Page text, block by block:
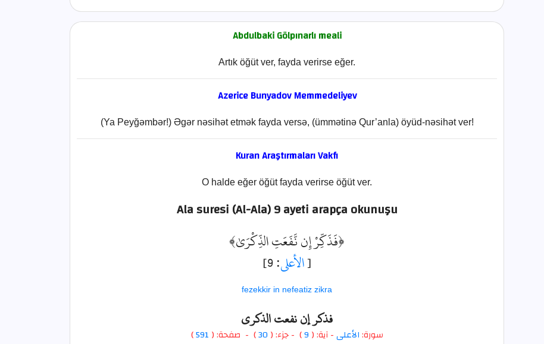
Abdulbaki Gölpınarlı meali
Artık öğüt ver, fayda verirse eğer.
Azerice Bunyadov Memmedeliyev
(Ya Peyğəmbər!) Əgər nəsihət etmək fayda versə, (ümmətinə Qur’anla) öyüd-nəsihət ver!
Kuran Araştırmaları Vakfı
O halde eğer öğüt fayda verirse öğüt ver.
Ala suresi (Al-Ala) 9 ayeti arapça okunuşu
﴿فَذَكِّرْ إِن نَّفَعَتِ الذِّكْرَىٰ﴾
[الأعلى: 9]
fezekkir in nefeatiz zikra
فذكر إن نفعت الذكرى
سورة:الأعلى- آية: (9
) - جزء: (30) - صفحة: ( 591
)